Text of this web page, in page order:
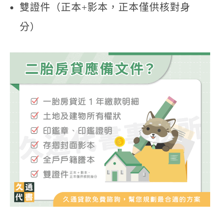
雙證件（正本+影本，正本僅供核對身
分）